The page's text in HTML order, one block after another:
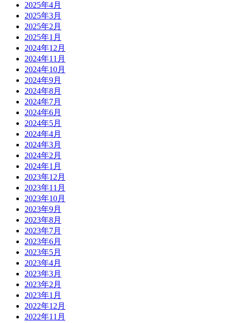
2025年4月
2025年3月
2025年2月
2025年1月
2024年12月
2024年11月
2024年10月
2024年9月
2024年8月
2024年7月
2024年6月
2024年5月
2024年4月
2024年3月
2024年2月
2024年1月
2023年12月
2023年11月
2023年10月
2023年9月
2023年8月
2023年7月
2023年6月
2023年5月
2023年4月
2023年3月
2023年2月
2023年1月
2022年12月
2022年11月